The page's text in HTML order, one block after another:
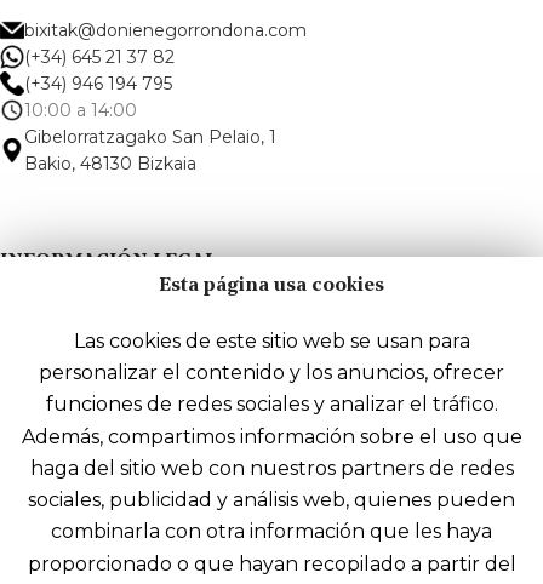
bixitak@donienegorrondona.com
(+34) 645 21 37 82
(+34) 946 194 795
10:00 a 14:00
Gibelorratzagako San Pelaio, 1
Bakio, 48130 Bizkaia
INFORMACIÓN LEGAL
Aviso legal
Política de privacidad
Política de cookies
Términos y condiciones de compra
Accesibilidad
Mapa web
Esta página usa cookies
Las cookies de este sitio web se usan para
personalizar el contenido y los anuncios, ofrecer
funciones de redes sociales y analizar el tráfico.
Además, compartimos información sobre el uso que
haga del sitio web con nuestros partners de redes
sociales, publicidad y análisis web, quienes pueden
combinarla con otra información que les haya
proporcionado o que hayan recopilado a partir del